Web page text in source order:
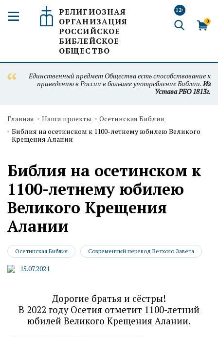
РЕЛИГИОЗНАЯ
ОРГАНИЗАЦИЯ
РОССИЙСКОЕ
БИБЛЕЙСКОЕ
ОБЩЕСТВО
12+
0
Единственный предмет Общества есть способствование к
приведению в России в большее употребление Библии.Из
Устава РБО 1813г.
Главная Наши проекты
Осетинская Библия
Библия на осетинском к 1100-летнему юбилею Великого
Крещения Алании
Библия на осетинском к
1100-летнему юбилею
Великого Крещения
Алании
Осетинская Библия Современный перевод Ветхого Завета
15.07.2021
Дорогие братья и сёстры!
В 2022 году Осетия отметит 1100-летний
юбилей Великого Крещения Алании.